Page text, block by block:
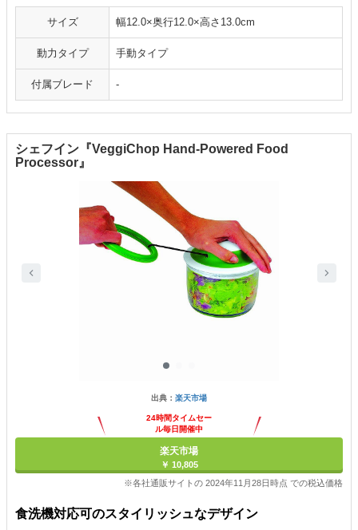
サイズ 幅12.0×奥行12.0×高さ13.0cm
動力タイプ 手動タイプ
付属ブレード -
シェフイン『VeggiChop Hand-Powered Food
Processor』
出典： 楽天市場
24時間タイムセー
ル毎日開催中
楽天市場
￥ 10,805
※各社通販サイトの 2024年11月28日時点 での税込価格
食洗機対応可のスタイリッシュなデザイン